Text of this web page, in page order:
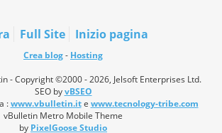
Full Site Inizio pagina
Crea blog- Hosting
- Copyright ©2000 - 2026, Jelsoft Enterprises Ltd.
SEO byvBSEO
:www.vbulletin.ite www.tecnology-tribe.com
vBulletin Metro Mobile Theme
by PixelGoose Studio